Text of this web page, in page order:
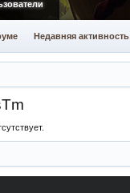
Недавняя активность